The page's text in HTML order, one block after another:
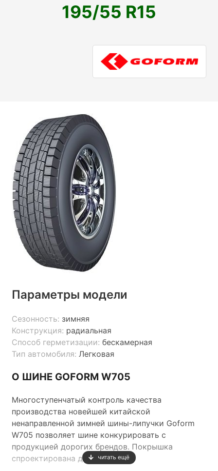
195/55 R15
Параметры модели
Сезонность: зимняя
Конструкция: радиальная
Способ герметизации: бескамерная
Тип автомобиля: Легковая
О ШИНЕ GOFORM W705
Многоступенчатый контроль качества
производства новейшей китайской
ненаправленной зимней шины-липучки Goform
W705 позволяет шине конкурировать с
продукцией дорогих брендов. Покрышка
спроектирована для
читать ещё